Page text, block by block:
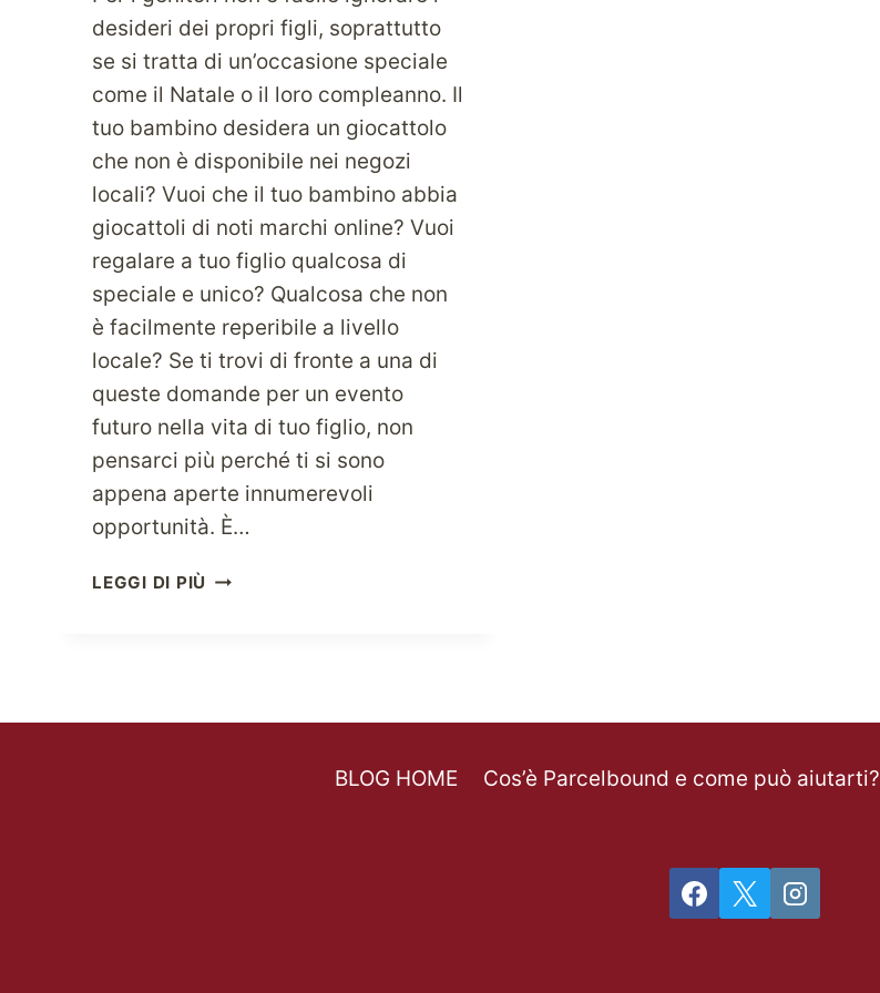
A
BASSO
COSTO
CON
PARCELBOUND.
desideri dei propri figli, soprattutto
se si tratta di un’occasione speciale
come il Natale o il loro compleanno. Il
tuo bambino desidera un giocattolo
che non è disponibile nei negozi
locali? Vuoi che il tuo bambino abbia
giocattoli di noti marchi online? Vuoi
regalare a tuo figlio qualcosa di
speciale e unico? Qualcosa che non
è facilmente reperibile a livello
locale? Se ti trovi di fronte a una di
queste domande per un evento
futuro nella vita di tuo figlio, non
pensarci più perché ti si sono
appena aperte innumerevoli
opportunità. È…
LEGGI DI PIÙ CERCA
BLOG HOME Cos’è Parcelbound e come può aiutarti?